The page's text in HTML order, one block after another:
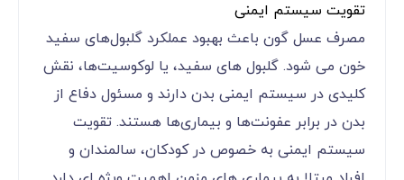
تقویت سیستم ایمنی
مصرف عسل گون باعث بهبود عملکرد گلبول‌های سفید
خون می شود. گلبول های سفید، یا لوکوسیت‌ها، نقش
کلیدی در سیستم ایمنی بدن دارند و مسئول دفاع از
بدن در برابر عفونت‌ها و بیماری‌ها هستند. تقویت
سیستم ایمنی به خصوص در کودکان، سالمندان و